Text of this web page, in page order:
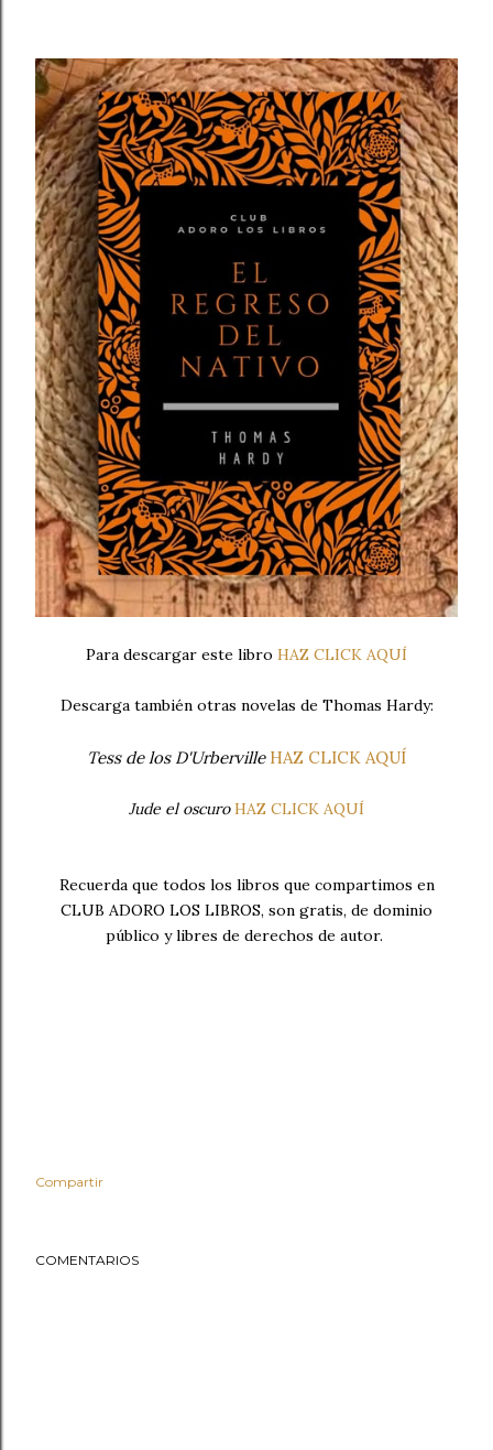
Para descargar este libro HAZ CLICK AQUÍ
Descarga también otras novelas de Thomas Hardy:
Tess de los D'Urberville HAZ CLICK AQUÍ
Jude el oscuro HAZ CLICK AQUÍ
Recuerda que todos los libros que compartimos en
CLUB ADORO LOS LIBROS, son gratis, de dominio
público y libres de derechos de autor.
Compartir
COMENTARIOS